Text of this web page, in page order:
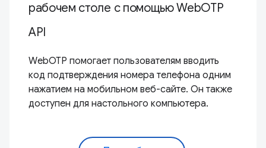
рабочем столе с помощью WebOTP
API
WebOTP помогает пользователям вводить
код подтверждения номера телефона одним
нажатием на мобильном веб-сайте. Он также
доступен для настольного компьютера.